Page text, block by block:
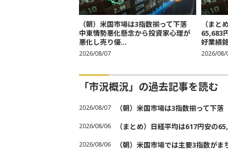
（朝）米国市場は3指数揃って下落
中東情勢悪化懸念から投資家心理が
悪化し売り優...
2026/08/07
（まと
65,683
好業績
2026/08/
「市況概況」の過去記事を読む
2026/08/07 （朝）米国市場は3指数揃って下
2026/08/06 （まとめ）日経平均は617円安の
2026/08/06 （朝）米国市場では主要3指数が